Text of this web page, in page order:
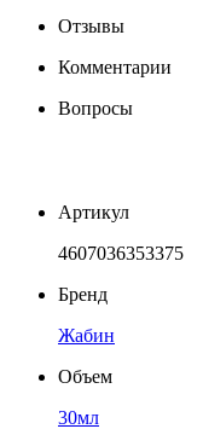
Отзывы
Комментарии
Вопросы
Артикул
4607036353375
Бренд
Жабин
Объем
30мл